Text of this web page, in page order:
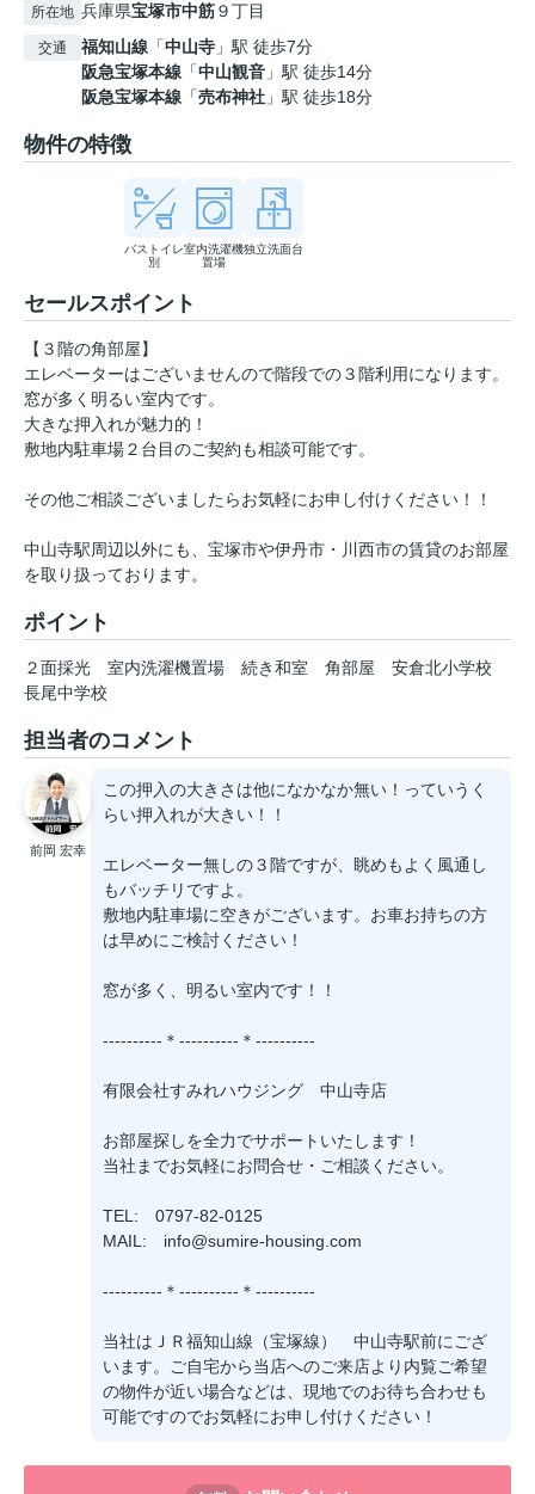
所在地 兵庫県宝塚市中筋９丁目
交通 福知山線 「中山寺 」駅 徒歩7分
阪急宝塚本線 「中山観音 」駅 徒歩14分
阪急宝塚本線 「売布神社 」駅 徒歩18分
物件の特徴
バストイレ
別
室内洗濯機
置場
独立洗面台
セールスポイント
【３階の角部屋】
エレベーターはございませんので階段での３階利用になります。
窓が多く明るい室内です。
大きな押入れが魅力的！
敷地内駐車場２台目のご契約も相談可能です。
その他ご相談ございましたらお気軽にお申し付けください！！
中山寺駅周辺以外にも、宝塚市や伊丹市・川西市の賃貸のお部屋
を取り扱っております。
ポイント
２面採光 室内洗濯機置場 続き和室 角部屋
安倉北小学校
長尾中学校
担当者のコメント
前岡 宏幸
この押入の大きさは他になかなか無い！っていうく
らい押入れが大きい！！
エレベーター無しの３階ですが、眺めもよく風通し
もバッチリですよ。
敷地内駐車場に空きがございます。お車お持ちの方
は早めにご検討ください！
窓が多く、明るい室内です！！
----------＊----------＊----------
有限会社すみれハウジング 中山寺店
お部屋探しを全力でサポートいたします！
当社までお気軽にお問合せ・ご相談ください。
TEL: 0797-82-0125
MAIL: info@sumire-housing.com
----------＊----------＊----------
当社はＪＲ福知山線（宝塚線） 中山寺駅前にござ
います。ご自宅から当店へのご来店より内覧ご希望
の物件が近い場合などは、現地でのお待ち合わせも
可能ですのでお気軽にお申し付けください！